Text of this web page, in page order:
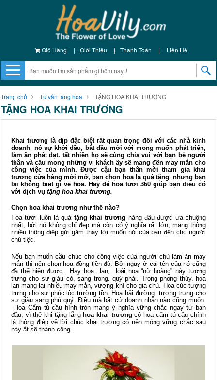
Giỏ Hàng | Giới Thiệu | Thanh Toán | Liên Hệ
Trang chủ Tư vấn tặng hoa TẶNG HOA KHAI TRƯƠNG
TẶNG HOA KHAI TRƯƠNG
Khai trương là dịp đặc biệt rất quan trọng đối với các nhà kinh
doanh, nó sự khởi đầu, bắt đầu mới với mong muốn phát triển,
làm ăn phát đạt. tất nhiên họ sẽ cùng chia vui với bạn bè người
thân và cầu mong những vị khách ấy sẽ mang đến may mắn cho
công việc của mình. Được cậu bạn thân mời tham gia khai
trương cửa hàng mới mở, bạn chọn hoa là quà tặng, nhưng bạn
lại không biết gì về hoa. Hãy để hoa tươi 360 giúp bạn điều đó
với dịch vụ tặng hoa khai trương.
Chọn hoa khai trương như thế nào?
Hoa tươi luôn là quà tặng khai trương hàng đầu được ưa chuộng
nhất, bởi nó không chỉ đẹp mà còn có ý nghĩa rất lớn, mang thông
nhiều thông điệp gửi gắm thay lời muốn nói của bạn đến cho người
chủ tiệc.
Nếu bạn muốn cầu chúc cho công việc của người chủ làm ăn may
mắn thì nên chọn hoa đồng tiền đỏ. Bởi ngay ở cái tên của nó cũng
đã thể hiện được. Hay hoa lan, loài hoa “nữ hoàng” này tượng
trưng cho sự giàu có, sang trọng, quý phái. Trong phong thủy, hoa
lan mang lại nhiều may mắn, vượng khí cho gia chủ. Hoa cúc tượng
trưng cho sự phúc lộc trường tồn. Hoa hải đường tượng trưng cho
sự giàu sang phú quý. Điều mà bất cứ doanh nhân nào cũng muốn.
Hoa Cẩm tú cầu hình tròn mang ý nghĩa vững chắc ngay từ ban
đầu, vì thế khi tặng lẵng hoa khai trương có hoa cẩm tú cầu chính
là thông điệp về lời chúc khai trương có nền móng vững chắc sau
này ắt sẽ thành công.